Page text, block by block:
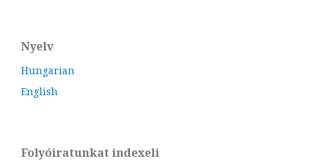
Nyelv
Hungarian
English
Folyóiratunkat indexeli